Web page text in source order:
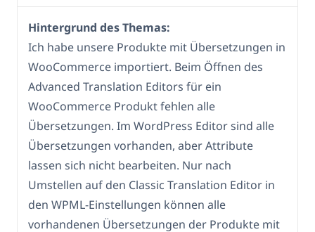
Hintergrund des Themas:
Ich habe unsere Produkte mit Übersetzungen in
WooCommerce importiert. Beim Öffnen des
Advanced Translation Editors für ein
WooCommerce Produkt fehlen alle
Übersetzungen. Im WordPress Editor sind alle
Übersetzungen vorhanden, aber Attribute
lassen sich nicht bearbeiten. Nur nach
Umstellen auf den Classic Translation Editor in
den WPML-Einstellungen können alle
vorhandenen Übersetzungen der Produkte mit